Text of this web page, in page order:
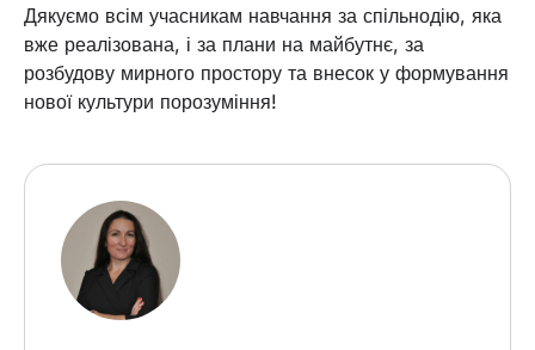
Дякуємо всім учасникам навчання за спільнодію, яка
вже реалізована, і за плани на майбутнє, за
розбудову мирного простору та внесок у формування
нової культури порозуміння!